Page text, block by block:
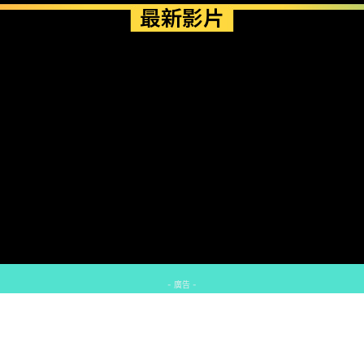
最新影片
- 廣告 -